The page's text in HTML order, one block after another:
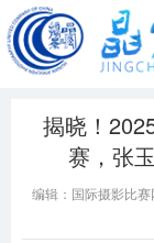
揭晓！
赛，张
编辑：国际摄影比